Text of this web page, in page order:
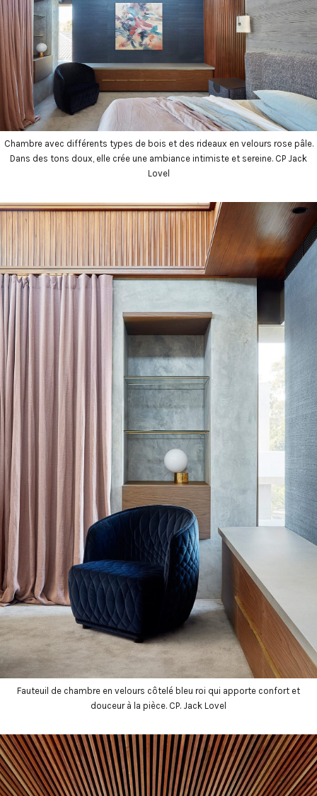
Chambre avec différents types de bois et des rideaux en velours rose pâle.
Dans des tons doux, elle crée une ambiance intimiste et sereine. CP Jack
Lovel
Fauteuil de chambre en velours côtelé bleu roi qui apporte confort et
douceur à la pièce. CP. Jack Lovel